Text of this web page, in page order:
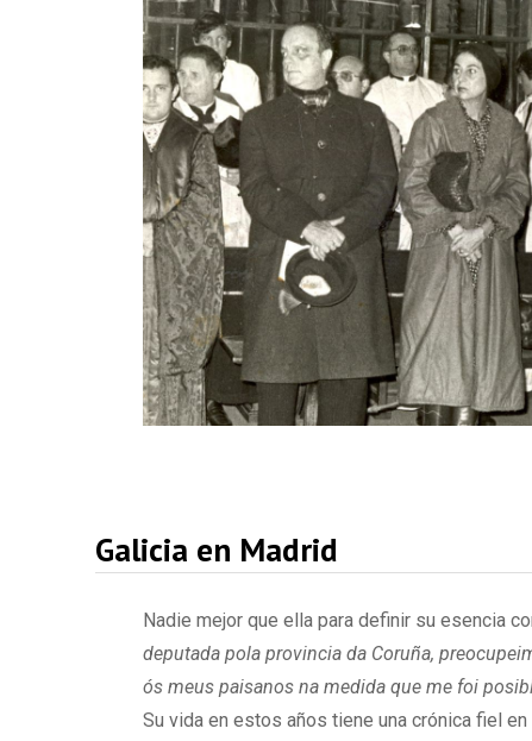
Galicia en Madrid
Nadie mejor que ella para definir su esencia
deputada pola provincia da Coruña,
ós meus paisanos na medida que me foi
Su vida en estos años tiene una crónica fiel